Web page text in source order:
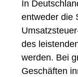
In
entweder die
des
werden. Bei
Geschäften